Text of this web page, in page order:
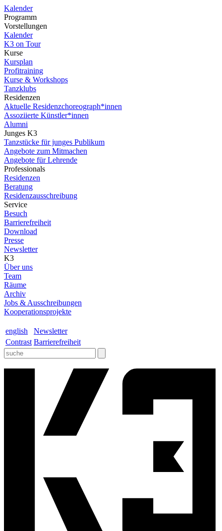
Kalender
Programm
Vorstellungen
Kalender
K3 on Tour
Kurse
Kursplan
Profitraining
Kurse & Workshops
Tanzklubs
Residenzen
Aktuelle Residenzchoreograph*innen
Assoziierte Künstler*innen
Alumni
Junges K3
Tanzstücke für junges Publikum
Angebote zum Mitmachen
Angebote für Lehrende
Professionals
Residenzen
Beratung
Residenzausschreibung
Service
Besuch
Barrierefreiheit
Download
Presse
Newsletter
K3
Über uns
Team
Räume
Archiv
Jobs & Ausschreibungen
Kooperationsprojekte
english
Newsletter
Contrast Barrierefreiheit